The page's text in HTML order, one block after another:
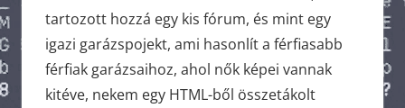
tartozott hozzá egy kis fórum, és mint egy
igazi garázspojekt, ami hasonlít a férfiasabb
férfiak garázsaihoz, ahol nők képei vannak
kitéve, nekem egy HTML-ből összetákolt